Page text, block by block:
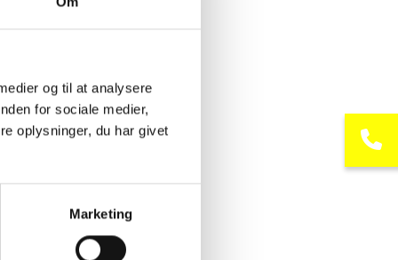
og til at analysere
for sociale medier,
oplysninger, du har givet
Marketing